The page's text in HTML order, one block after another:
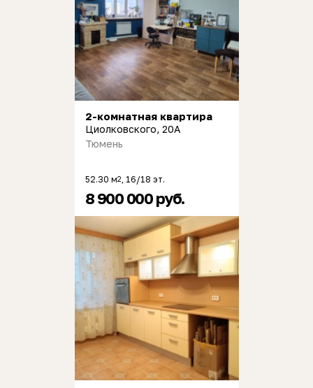
2-комнатная квартира
Циолковского, 20А
Тюмень
52.30 м2 , 16/18 эт.
8 900 000 руб.